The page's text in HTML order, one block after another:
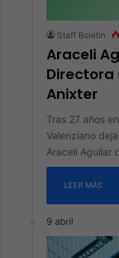
Staff Boletín
Araceli
Directora
Anixter
Tras 27 años
Valenziano
Araceli Aguilar
LEER MÁS
9 abril